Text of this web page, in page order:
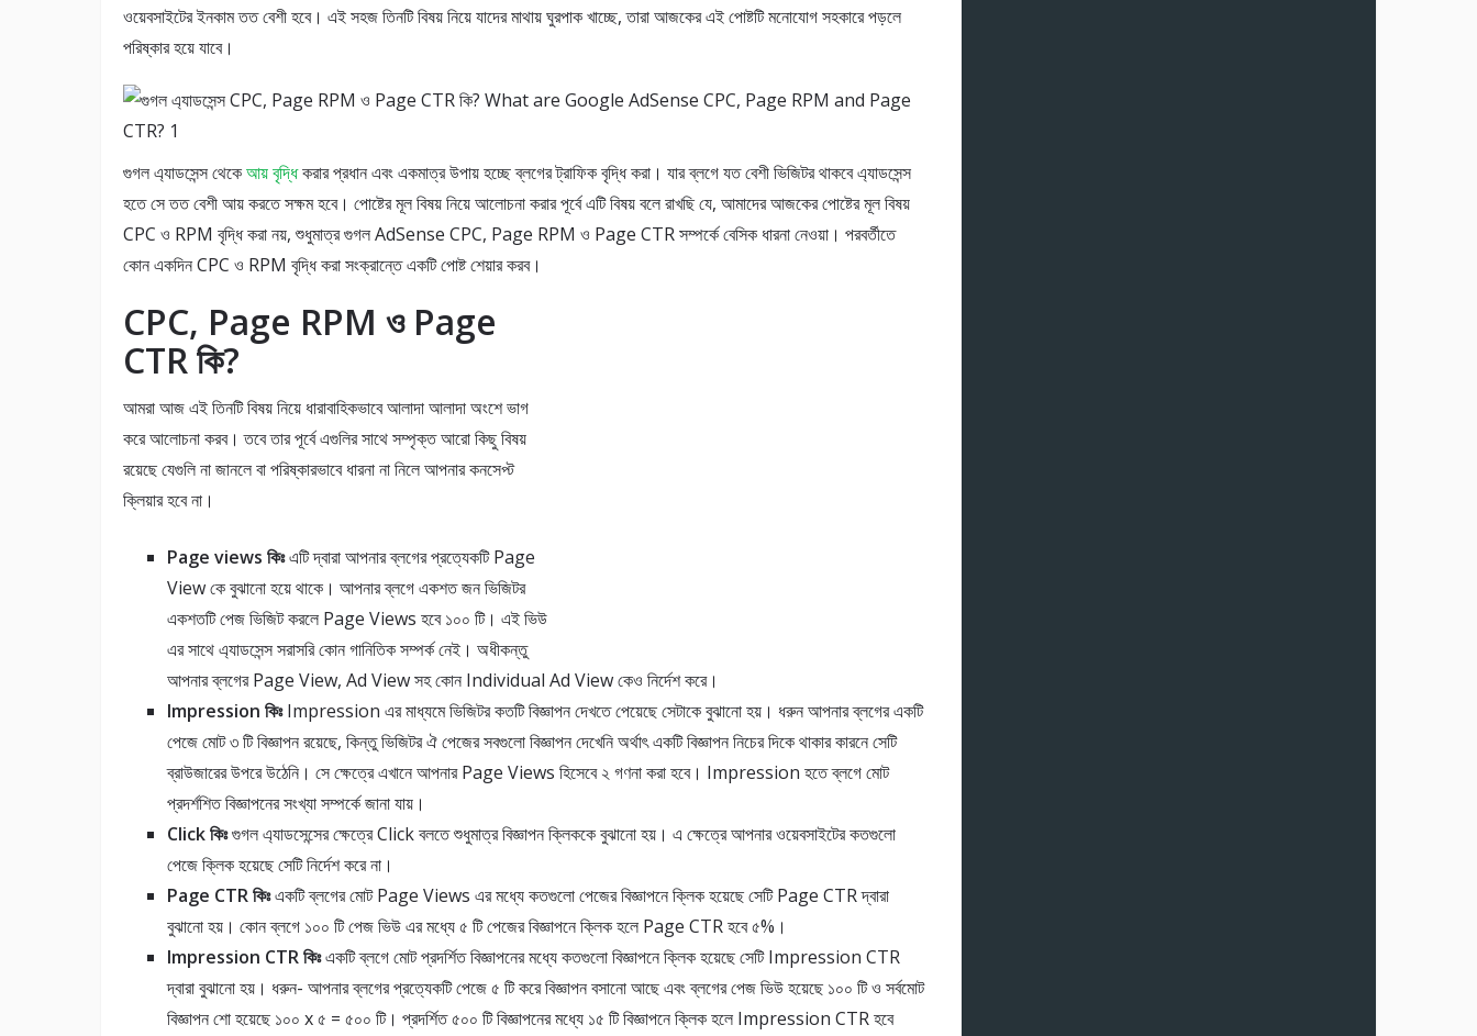
ওয়েবসাইটের ইনকাম তত বেশী হবে। এই সহজ তিনটি বিষয় নিয়ে যাদের মাথায় ঘুরপাক খাচ্ছে, তারা আজকের এই পোষ্টটি মনোযোগ সহকারে পড়লে
পরিষ্কার হয়ে যাবে।
গুগল এ্যাডসেন্স থেকেআয় বৃদ্ধিকরার প্রধান এবং একমাত্র উপায় হচ্ছে ব্লগের ট্রাফিক বৃদ্ধি করা। যার ব্লগে যত বেশী ভিজিটর থাকবে এ্যাডসেন্স
হতে সে তত বেশী আয় করতে সক্ষম হবে। পোষ্টের মূল বিষয় নিয়ে আলোচনা করার পূর্বে এটি বিষয় বলে রাখছি যে, আমাদের আজকের পোষ্টের মূল বিষয়
CPC ও RPM বৃদ্ধি করা নয়, শুধুমাত্র গুগল AdSense CPC, Page RPM ও Page CTR সম্পর্কে বেসিক ধারনা নেওয়া। পরবর্তীতে
কোন একদিন CPC ও RPM বৃদ্ধি করা সংক্রান্তে একটি পোষ্ট শেয়ার করব।
CPC, Page RPM ও Page
CTR কি?
আমরা আজ এই তিনটি বিষয় নিয়ে ধারাবাহিকভাবে আলাদা আলাদা অংশে ভাগ
করে আলোচনা করব। তবে তার পূর্বে এগুলির সাথে সম্পৃক্ত আরো কিছু বিষয়
রয়েছে যেগুলি না জানলে বা পরিষ্কারভাবে ধারনা না নিলে আপনার কনসেপ্ট
ক্লিয়ার হবে না।
Page views কিঃএটি দ্বারা আপনার ব্লগের প্রত্যেকটি Page
View কে বুঝানো হয়ে থাকে। আপনার ব্লগে একশত জন ভিজিটর
একশতটি পেজ ভিজিট করলে Page Views হবে ১০০ টি। এই ভিউ
এর সাথে এ্যাডসেন্স সরাসরি কোন গানিতিক সম্পর্ক নেই। অধীকন্তু
আপনার ব্লগের Page View, Ad View সহ কোন Individual Ad View কেও নির্দেশ করে।
Impression কিঃImpression এর মাধ্যমে ভিজিটর কতটি বিজ্ঞাপন দেখতে পেয়েছে সেটাকে বুঝানো হয়। ধরুন আপনার ব্লগের একটি
পেজে মোট ৩ টি বিজ্ঞাপন রয়েছে, কিন্তু ভিজিটর ঐ পেজের সবগুলো বিজ্ঞাপন দেখেনি অর্থাৎ একটি বিজ্ঞাপন নিচের দিকে থাকার কারনে সেটি
ব্রাউজারের উপরে উঠেনি। সে ক্ষেত্রে এখানে আপনার Page Views হিসেবে ২ গণনা করা হবে। Impression হতে ব্লগে মোট
প্রদর্শশিত বিজ্ঞাপনের সংখ্যা সম্পর্কে জানা যায়।
Click কিঃগুগল এ্যাডসেন্সের ক্ষেত্রে Click বলতে শুধুমাত্র বিজ্ঞাপন ক্লিককে বুঝানো হয়। এ ক্ষেত্রে আপনার ওয়েবসাইটের কতগুলো
পেজে ক্লিক হয়েছে সেটি নির্দেশ করে না।
Page CTR কিঃএকটি ব্লগের মোট Page Views এর মধ্যে কতগুলো পেজের বিজ্ঞাপনে ক্লিক হয়েছে সেটি Page CTR দ্বারা
বুঝানো হয়। কোন ব্লগে ১০০ টি পেজ ভিউ এর মধ্যে ৫ টি পেজের বিজ্ঞাপনে ক্লিক হলে Page CTR হবে ৫%।
Impression CTR কিঃএকটি ব্লগে মোট প্রদর্শিত বিজ্ঞাপনের মধ্যে কতগুলো বিজ্ঞাপনে ক্লিক হয়েছে সেটি Impression CTR
দ্বারা বুঝানো হয়। ধরুন- আপনার ব্লগের প্রত্যেকটি পেজে ৫ টি করে বিজ্ঞাপন বসানো আছে এবং ব্লগের পেজ ভিউ হয়েছে ১০০ টি ও সর্বমোট
বিজ্ঞাপন শো হয়েছে ১০০ x ৫ = ৫০০ টি। প্রদর্শিত ৫০০ টি বিজ্ঞাপনের মধ্যে ১৫ টি বিজ্ঞাপনে ক্লিক হলে Impression CTR হবে